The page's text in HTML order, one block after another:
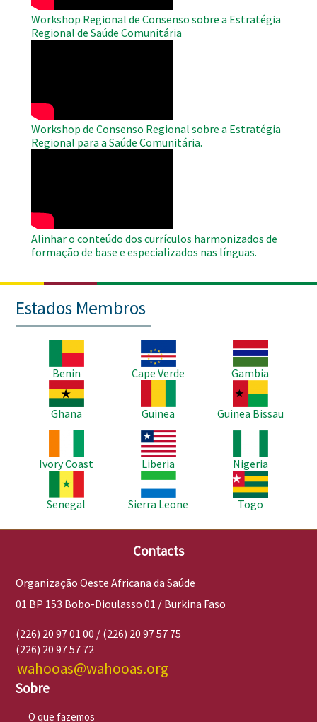
Workshop Regional de Consenso sobre a Estratégia
Regional de Saúde Comunitária
Workshop de Consenso Regional sobre a Estratégia
Regional para a Saúde Comunitária.
Alinhar o conteúdo dos currículos harmonizados de
formação de base e especializados nas línguas.
Estados Membros
Benin
Imagem
Cape Verde
Imagem
Gambia
Imagem
Ghana
Guinea
Imagem
Guinea Bissau
Ivory Coast
Imagem
Liberia
Nigeria
Imagem
Senegal
Imagem
Sierra Leone
Imagem
Togo
Contacts
Organização Oeste Africana da Saúde
01 BP 153 Bobo-Dioulasso 01 / Burkina Faso
(226) 20 97 01 00 / (226) 20 97 57 75
(226) 20 97 57 72
wahooas@wahooas.org
Sobre
O que fazemos